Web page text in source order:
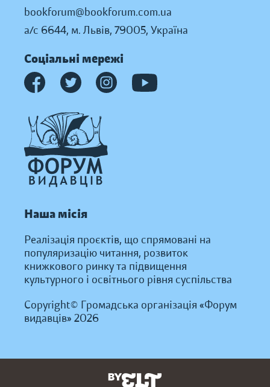
bookforum@bookforum.com.ua
а/с 6644, м. Львів, 79005, Україна
Соціальні мережі
Наша місія
Реалізація проєктів, що спрямовані на
популяризацію читання, розвиток
книжкового ринку та підвищення
культурного і освітнього рівня суспільства
Copyright© Громадська організація «Форум
видавців» 2026